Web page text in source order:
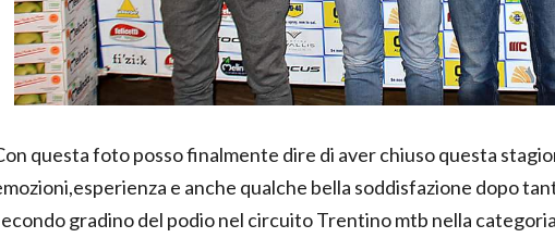
questa foto posso finalmente dire di aver chiuso questa
e anche qualche bella soddisfazione dopo
gradino del podio nel circuito Trentino mtb nella